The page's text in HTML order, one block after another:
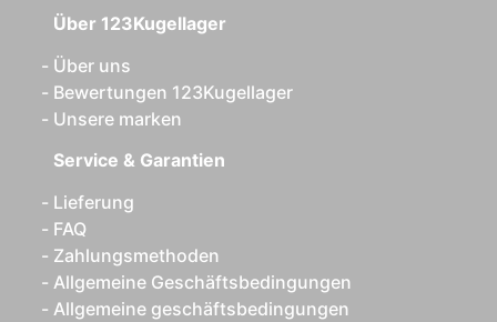
Über 123Kugellager
Über uns
Bewertungen 123Kugellager
Unsere marken
Service & Garantien
Lieferung
FAQ
Zahlungsmethoden
Allgemeine Geschäftsbedingungen
Allgemeine geschäftsbedingungen